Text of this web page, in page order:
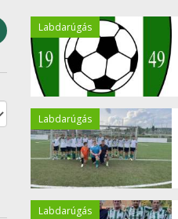
Labdarúgás
Labdarúgás
Labdarúgás